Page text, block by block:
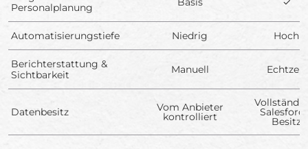
Personalplanung
Automatisierungstiefe Niedrig Hoch
Berichterstattung &
Sichtbarkeit
Manuell Echtzeit
Datenbesitz Vom Anbieter
kontrolliert Besitz